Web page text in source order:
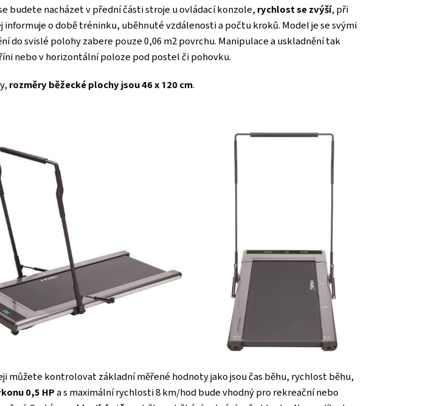
budete nacházet v přední části stroje u ovládací konzole, rychlost se zvýší, při
informuje o době tréninku, uběhnuté vzdálenosti a počtu kroků. Model je se svými
do svislé polohy zabere pouze 0,06 m2 povrchu. Manipulace a uskladnění tak
nebo v horizontální poloze pod postel či pohovku.
rozměry běžecké plochy jsou 46 x 120 cm.
můžete kontrolovat základní měřené hodnoty jako jsou čas běhu, rychlost běhu,
0,5 HP a s maximální rychlosti 8 km/hod bude vhodný pro rekreační nebo